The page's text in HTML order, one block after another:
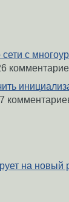
сети с
на новый